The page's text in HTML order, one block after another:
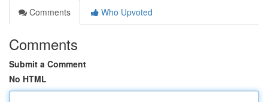
Comments
Who Upvoted
Comments
Submit a Comment
No HTML